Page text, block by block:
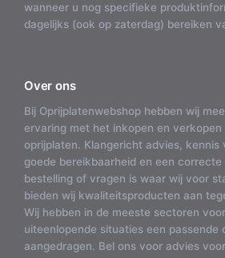
wanneer u nog specifieke
dagelijks (ook op zaterdag) bereiken
Over ons
Bij Oprijplatenwebshop hebben wij
ervaring met het inkopen en verkopen
oprijplaten. Klangericht advies, kennis
goede bereikbaarheid en een
bestelling of vragen is waar wij voor
bieden wij kwaliteitsproducten aan
Wij hebben in de meeste sectoren
uiteenlopende situaties een passende
aangedragen. Bel ons voor advies